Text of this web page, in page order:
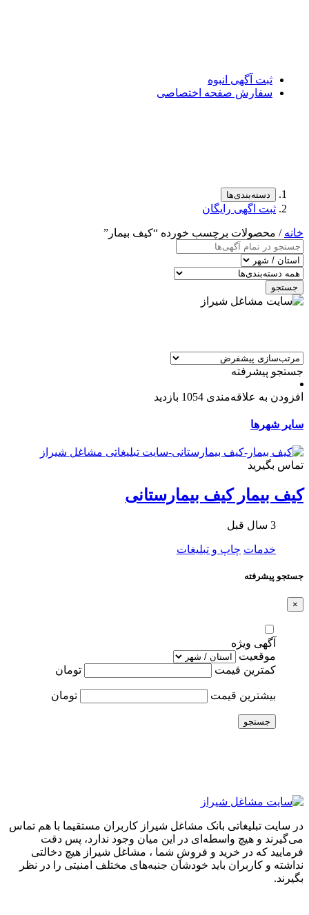
ثبت آگهی انبوه
سفارش صفحه اختصاصی
دسته‌بندی‌ها
ثبت اگهی رایگان
خانه / محصولات برچسب خورده “كيف بيمار”
جستجو
جستجو پیشرفته
افزودن به علاقه‌مندی 1054 بازدید
سایر شهرها
تماس بگیرید
كيف بيمار كيف بيمارستانی
3 سال قبل
خدمات چاپ و تبلیغات
جستجو پیشرفته
×
آگهی ویژه
موقعیت
کمترین قیمت
تومان
بیشترین قیمت تومان
جستجو
در سایت تبلیغاتی بانک مشاغل شیراز کاربران مستقیما با هم تماس
می‌گیرند و هیچ واسطه‌ای در این میان وجود ندارد، پس دقت
فرمایید که در خرید و فروشِ شما ، مشاغل شیراز هیچ دخالتی
نداشته و کاربران باید خودشان جنبه‌های مختلف امنیتی را در نظر
بگیرند.